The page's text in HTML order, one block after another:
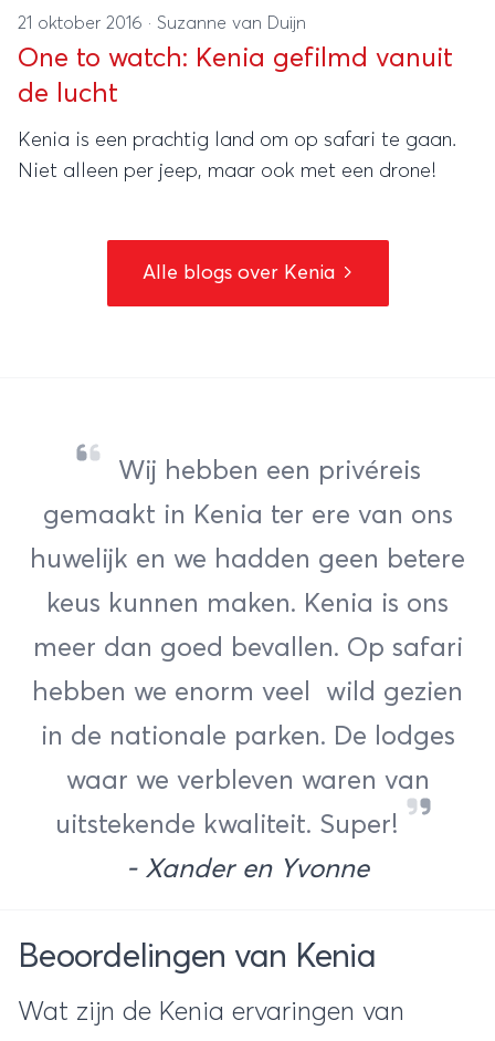
21 oktober 2016 · Suzanne van Duijn
One to watch: Kenia gefilmd vanuit
de lucht
Kenia is een prachtig land om op safari te gaan.
Niet alleen per jeep, maar ook met een drone!
Alle blogs over Kenia
Wij hebben een privéreis
gemaakt in Kenia ter ere van ons
huwelijk en we hadden geen betere
keus kunnen maken. Kenia is ons
meer dan goed bevallen. Op safari
hebben we enorm veel wild gezien
in de nationale parken. De lodges
waar we verbleven waren van
uitstekende kwaliteit. Super!
- Xander en Yvonne
Beoordelingen van Kenia
Wat zijn de Kenia ervaringen van